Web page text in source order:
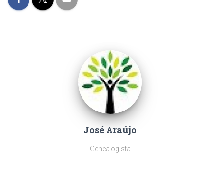
José Araújo
Genealogista